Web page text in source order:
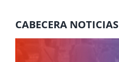
CABECERA NOTICIAS